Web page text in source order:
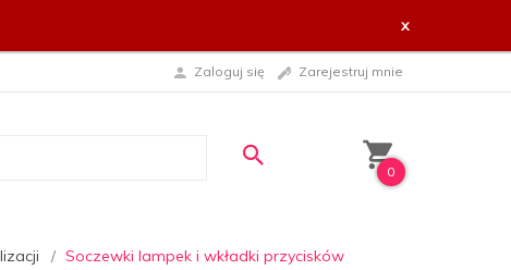
x
Zaloguj się Zarejestruj mnie
0
Soczewki lampek i wkładki przycisków